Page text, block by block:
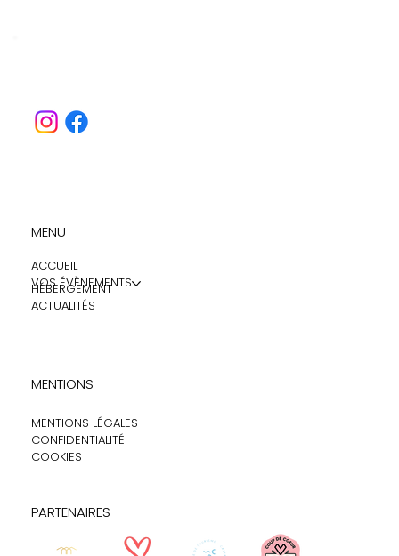
MENU
ACCUEIL
VOS ÉVÈNEMENTS
HÉBERGEMENT
ACTUALITÉS
PARTENAIRES
MENTIONS
MENTIONS LÉGALES
CONFIDENTIALITÉ
COOKIES